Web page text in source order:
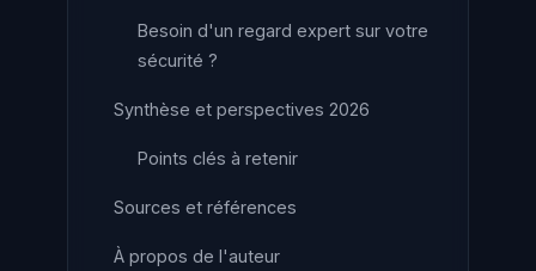
Besoin d'un regard expert sur votre
sécurité ?
Synthèse et perspectives 2026
Points clés à retenir
Sources et références
À propos de l'auteur